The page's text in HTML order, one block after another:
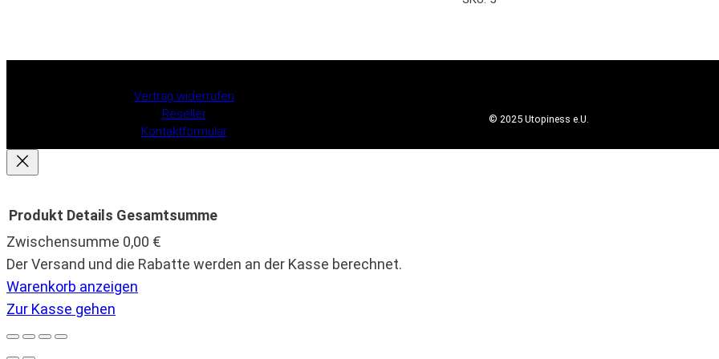
Vertrag widerrufen
Reseller
Kontaktformular
© 2025 Utopiness e.U.
Produkte
im
Warenkorb
Produkt Details Gesamtsumme
Zwischensumme 0,00 €
Der Versand und die Rabatte werden an der Kasse berechnet.
Warenkorb anzeigen
Zur Kasse gehen